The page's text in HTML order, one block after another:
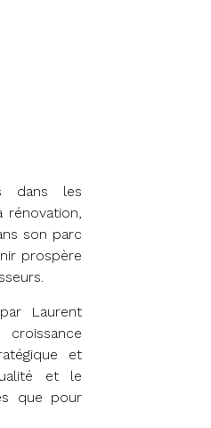
dans les
rénovation,
son parc
prospère
Laurent
et
et le
que pour